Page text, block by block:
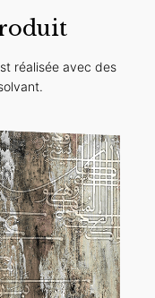
réalisée avec des